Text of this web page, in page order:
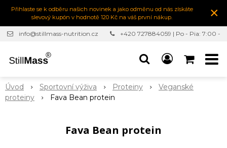
Přihlaste se k odběru našich novinek a jako odměnu od nás získáte
slevový kupón v hodnotě 120 Kč na váš první nákup.
×
info@stillmass-nutrition.cz
+420 727884059 | Po - Pia: 7:00 -
Úvod Sportovní výživa Proteiny
Veganské
proteiny
Fava Bean protein
Fava Bean protein